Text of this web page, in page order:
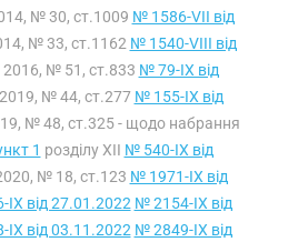
№ 30, ст.1009 № 1586-VII від
№ 33, ст.1162 № 1540-VIII від
№ 51, ст.833 № 79-IX від
№ 44, ст.277 № 155-IX від
№ 48, ст.325 - щодо набрання
1 розділу XII № 540-IX від
№ 18, ст.123 № 1971-IX від
від 27.01.2022 № 2154-IX від
від 03.11.2022 № 2849-IX від